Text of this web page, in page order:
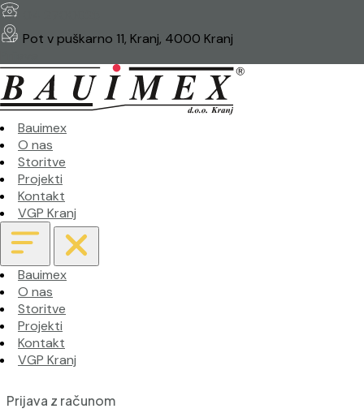
Pot v puškarno 11, Kranj, 4000 Kranj
Bauimex
O nas
Storitve
Projekti
Kontakt
VGP Kranj
Bauimex
O nas
Storitve
Projekti
Kontakt
VGP Kranj
Prijava z računom